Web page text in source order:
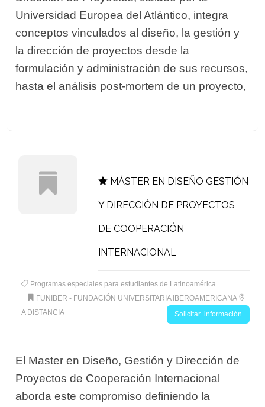
Universidad Europea del Atlántico, integra
conceptos vinculados al diseño, la gestión y
la dirección de proyectos desde la
formulación y administración de sus recursos,
hasta el análisis post-mortem de un proyecto,
MÁSTER EN DISEÑO GESTIÓN
Y DIRECCIÓN DE PROYECTOS
DE COOPERACIÓN
INTERNACIONAL
Programas especiales para estudiantes de Latinoamérica
FUNIBER - FUNDACIÓN UNIVERSITARIA IBEROAMERICANA
A DISTANCIA
Solicitar información
El Master en Diseño, Gestión y Dirección de
Proyectos de Cooperación Internacional
aborda este compromiso definiendo la